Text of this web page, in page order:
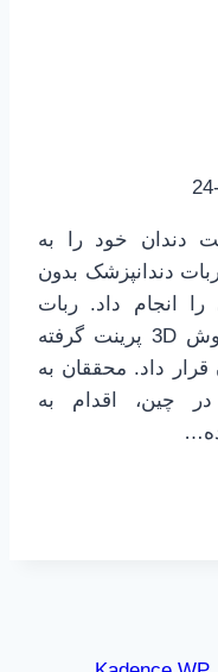
دندان خود را به
دندانپزشک بدون
انجام داد. ربات
مذکور، دو دندانی که به روش 3D پرینت گرفته
داد. محققان به
چین، اقدام به